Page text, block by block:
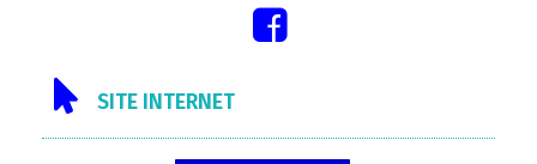
SITE INTERNET